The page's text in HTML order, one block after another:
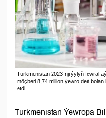
Türkmenistan 2023-nji ýylyň fewral
möçberi 8,74 million ýewro deň
etdi.
Türkmenistan Ýewropa